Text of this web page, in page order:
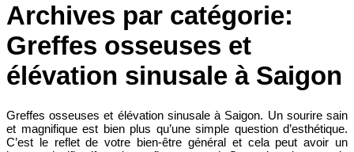
Archives par catégorie:
Greffes osseuses et
élévation sinusale à Saigon
Greffes osseuses et élévation sinusale à Saigon. Un sourire sain
et magnifique est bien plus qu’une simple question d’esthétique.
C’est le reflet de votre bien-être général et cela peut avoir un